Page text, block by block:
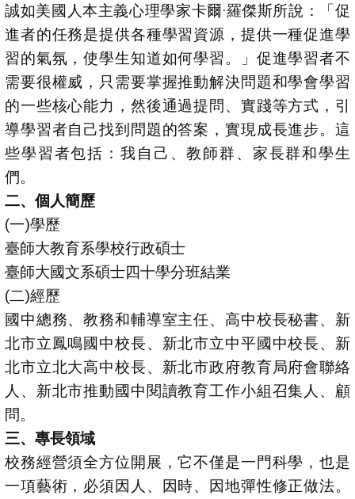
誠如美國人本主義心理學家卡爾·羅傑斯所說：「促
進者的任務是提供各種學習資源，提供一種促進學
習的氣氛，使學生知道如何學習。」促進學習者不
需要很權威，只需要掌握推動解決問題和學會學習
的一些核心能力，然後通過提問、實踐等方式，引
導學習者自己找到問題的答案，實現成長進步。這
些學習者包括：我自己、教師群、家長群和學生
們。
二、個人簡歷
(一)學歷
臺師大教育系學校行政碩士
臺師大國文系碩士四十學分班結業
(二)經歷
國中總務、教務和輔導室主任、高中校長秘書、新
北市立鳳鳴國中校長、新北市立中平國中校長、新
北市立北大高中校長、新北市政府教育局府會聯絡
人、新北市推動國中閱讀教育工作小組召集人、顧
問。
三、專長領域
校務經營須全方位開展，它不僅是一門科學，也是
一項藝術，必須因人、因時、因地彈性修正做法。